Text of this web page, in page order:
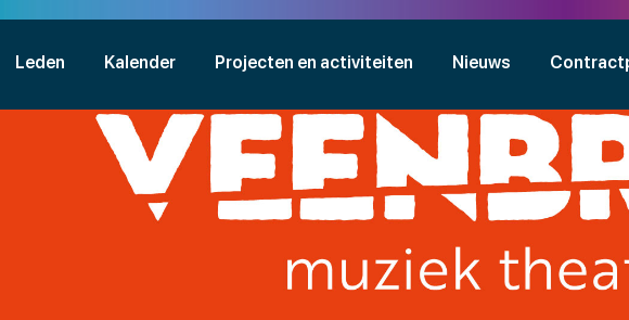
Leden Kalender Projecten en activiteiten Nieuws